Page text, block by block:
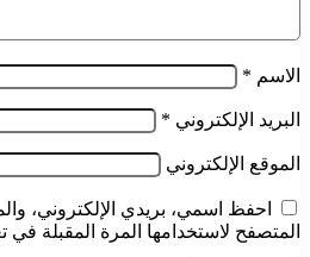
الاسم *
البريد الإلكتروني *
الموقع الإلكتروني
احفظ اسمي، بريدي الإلكتروني،
المتصفح لاستخدامها المرة المقبلة في